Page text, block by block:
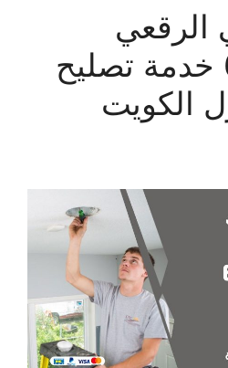
الرقعي
66409555 خدمة تصليح
الكويت